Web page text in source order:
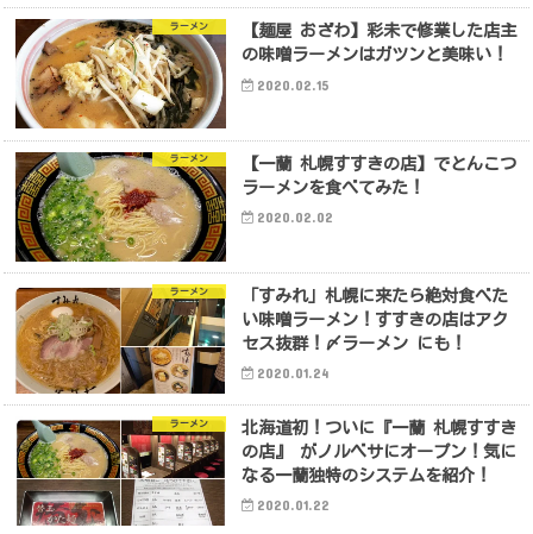
ラーメン
【麺屋 おざわ】彩未で修業した店主
の味噌ラーメンはガツンと美味い！
2020.02.15
ラーメン
【一蘭 札幌すすきの店】でとんこつ
ラーメンを食べてみた！
2020.02.02
ラーメン
「すみれ」札幌に来たら絶対食べた
い味噌ラーメン！すすきの店はアク
セス抜群！〆ラーメン にも！
2020.01.24
ラーメン
北海道初！ついに『一蘭 札幌すすき
の店』 がノルベサにオープン！気に
なる一蘭独特のシステムを紹介！
2020.01.22